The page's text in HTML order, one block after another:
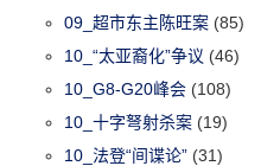
09_超市东主陈旺案 (85)
10_“太亚裔化”争议 (46)
10_G8-G20峰会 (108)
10_十字弩射杀案 (19)
10_法登“间谍论” (31)